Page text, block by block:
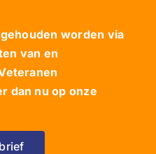
worden via
van en
dan nu op onze